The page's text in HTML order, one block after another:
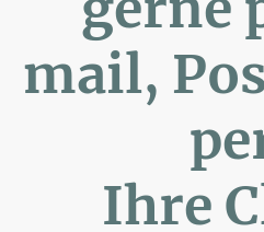
mail,
Ihre